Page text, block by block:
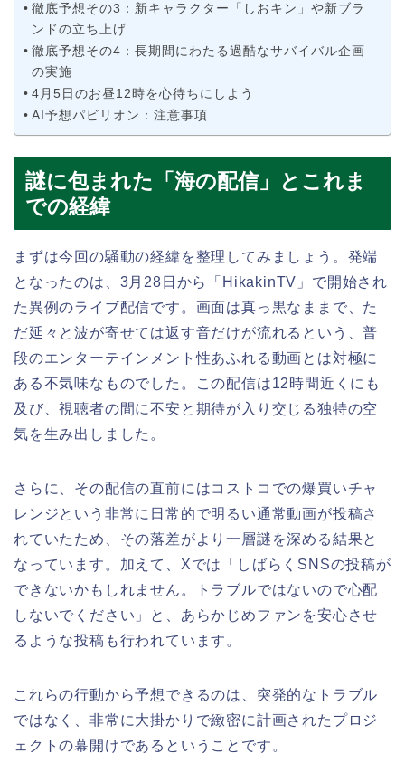
徹底予想その3：新キャラクター「しおキン」や新ブラ
ンドの立ち上げ
徹底予想その4：長期間にわたる過酷なサバイバル企画
の実施
4月5日のお昼12時を心待ちにしよう
AI予想パビリオン：注意事項
謎に包まれた「海の配信」とこれま
での経緯
まずは今回の騒動の経緯を整理してみましょう。発端
となったのは、3月28日から「HikakinTV」で開始され
た異例のライブ配信です。画面は真っ黒なままで、た
だ延々と波が寄せては返す音だけが流れるという、普
段のエンターテインメント性あふれる動画とは対極に
ある不気味なものでした。この配信は12時間近くにも
及び、視聴者の間に不安と期待が入り交じる独特の空
気を生み出しました。
さらに、その配信の直前にはコストコでの爆買いチャ
レンジという非常に日常的で明るい通常動画が投稿さ
れていたため、その落差がより一層謎を深める結果と
なっています。加えて、Xでは「しばらくSNSの投稿が
できないかもしれません。トラブルではないので心配
しないでください」と、あらかじめファンを安心させ
るような投稿も行われています。
これらの行動から予想できるのは、突発的なトラブル
ではなく、非常に大掛かりで緻密に計画されたプロジ
ェクトの幕開けであるということです。